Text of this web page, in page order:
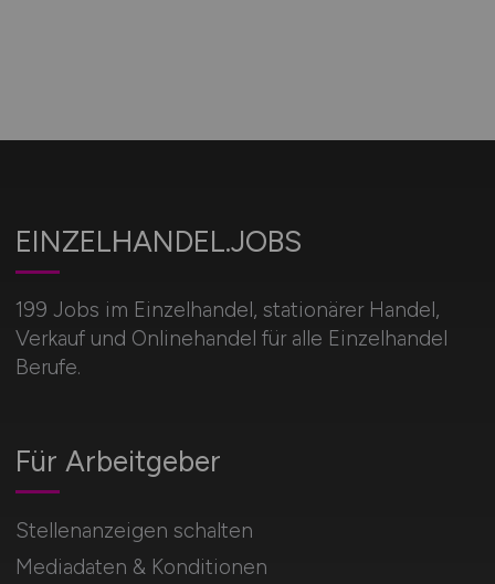
EINZELHANDEL.JOBS
199 Jobs im Einzelhandel, stationärer Handel,
Verkauf und Onlinehandel für alle Einzelhandel
Berufe.
Für Arbeitgeber
Stellenanzeigen schalten
Mediadaten & Konditionen